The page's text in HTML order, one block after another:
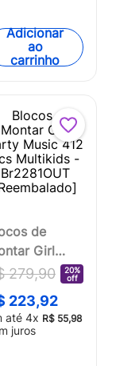
Adicionar
ao
carrinho
de
Girl
Music 412
279,90
20%
off
223,92
até 4x R$ 55,98
juros